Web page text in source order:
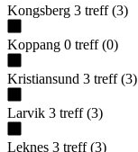
Kongsberg 3 treff (3)
Koppang 0 treff (0)
Kristiansund 3 treff (3)
Larvik 3 treff (3)
Leknes 3 treff (3)